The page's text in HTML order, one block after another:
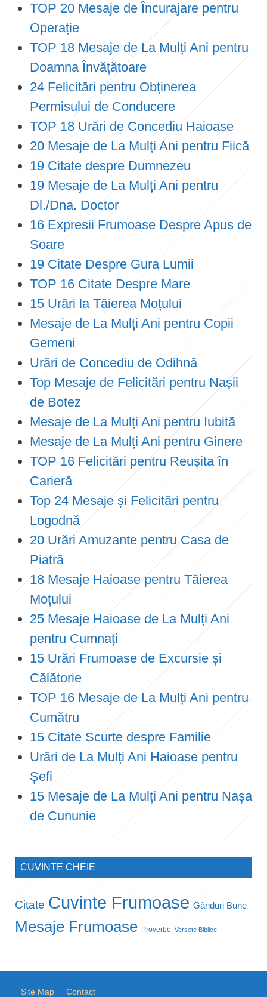
TOP 20 Mesaje de Încurajare pentru
Operație
TOP 18 Mesaje de La Mulți Ani pentru
Doamna Învățătoare
24 Felicitări pentru Obținerea
Permisului de Conducere
TOP 18 Urări de Concediu Haioase
20 Mesaje de La Mulți Ani pentru Fiică
19 Citate despre Dumnezeu
19 Mesaje de La Mulți Ani pentru
Dl./Dna. Doctor
16 Expresii Frumoase Despre Apus de
Soare
19 Citate Despre Gura Lumii
TOP 16 Citate Despre Mare
15 Urări la Tăierea Moțului
Mesaje de La Mulți Ani pentru Copii
Gemeni
Urări de Concediu de Odihnă
Top Mesaje de Felicitări pentru Nașii
de Botez
Mesaje de La Mulți Ani pentru Iubită
Mesaje de La Mulți Ani pentru Ginere
TOP 16 Felicitări pentru Reușita în
Carieră
Top 24 Mesaje și Felicitări pentru
Logodnă
20 Urări Amuzante pentru Casa de
Piatră
18 Mesaje Haioase pentru Tăierea
Moțului
25 Mesaje Haioase de La Mulți Ani
pentru Cumnați
15 Urări Frumoase de Excursie și
Călătorie
TOP 16 Mesaje de La Mulți Ani pentru
Cumătru
15 Citate Scurte despre Familie
Urări de La Mulți Ani Haioase pentru
Șefi
15 Mesaje de La Mulți Ani pentru Nașa
de Cununie
CUVINTE CHEIE
Citate Cuvinte Frumoase Gânduri Bune
Mesaje Frumoase Proverbe Versete Biblice
Site Map Contact